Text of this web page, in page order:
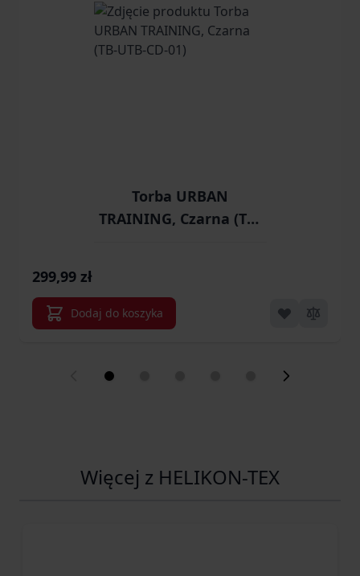
Torba URBAN
TRAINING, Czarna (TB-
299,99 zł
Dodaj do koszyka
Więcej z HELIKON-TEX